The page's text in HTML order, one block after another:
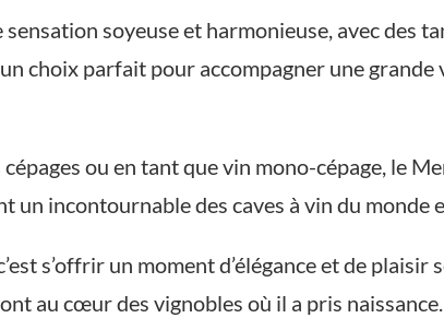
soyeuse et harmonieuse, avec des
choix parfait pour accompagner une
cépages ou en tant que vin mono-cépage, le
un incontournable des caves à vin du monde
s’offrir un moment d’élégance et de
au cœur des vignobles où il a pris naissance.